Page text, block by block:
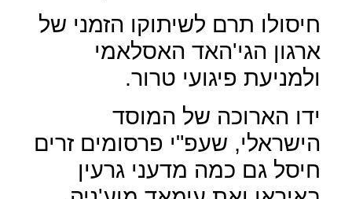
חיסולו תרם לשיתוקו הזמני של
ארגון הגי'האד האסלאמי
ולמניעת פיגועי טרור.
ידו הארוכה של המוסד
הישראלי, שעפ"י פרסומים זרים
חיסל גם כמה מדעני גרעין